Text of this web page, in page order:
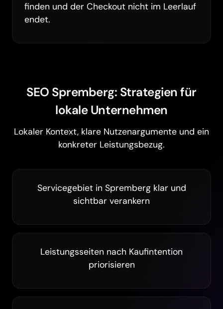
finden und der Checkout nicht im Leerlauf
endet.
SEO Spremberg: Strategien für
lokale Unternehmen
Lokaler Kontext, klare Nutzenargumente und ein
konkreter Leistungsbezug.
Servicegebiet in Spremberg klar und
sichtbar verankern
Leistungsseiten nach Kaufintention
priorisieren